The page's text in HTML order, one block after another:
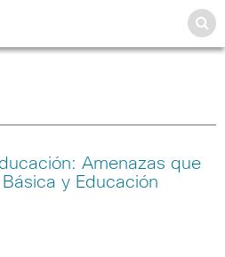
Amenazas que
y Educación